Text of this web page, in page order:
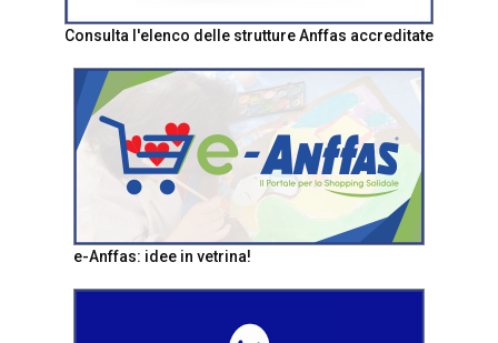
Consulta l'elenco delle strutture Anffas accreditate
e-Anffas: idee in vetrina!